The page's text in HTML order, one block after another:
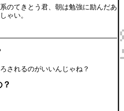
のてきとう君、朝は勉強に励んだあ
ゃい。
されるのがいいんじゃね？